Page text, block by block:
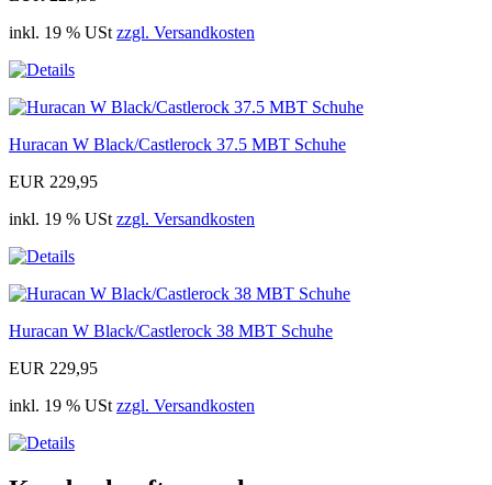
inkl. 19 % USt zzgl. Versandkosten
Huracan W Black/Castlerock 37.5 MBT Schuhe
EUR 229,95
inkl. 19 % USt zzgl. Versandkosten
Huracan W Black/Castlerock 38 MBT Schuhe
EUR 229,95
inkl. 19 % USt zzgl. Versandkosten